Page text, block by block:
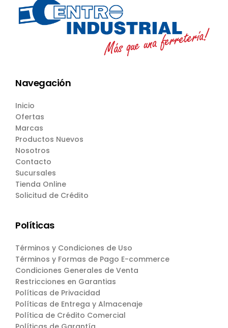
Navegación
Inicio
Ofertas
Marcas
Productos Nuevos
Nosotros
Contacto
Sucursales
Tienda Online
Solicitud de Crédito
Políticas
Términos y Condiciones de Uso
Términos y Formas de Pago E-commerce
Condiciones Generales de Venta
Restricciones en Garantias
Políticas de Privacidad
Políticas de Entrega y Almacenaje
Política de Crédito Comercial